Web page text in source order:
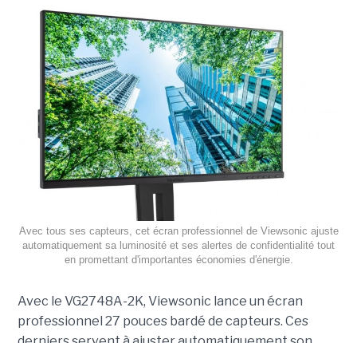
Avec tous ses capteurs, cet écran professionnel de Viewsonic ajuste
automatiquement sa luminosité et ses alertes de confidentialité tout
en promettant d'importantes économies d'énergie.
Avec le VG2748A-2K, Viewsonic lance un écran
professionnel 27 pouces bardé de capteurs. Ces